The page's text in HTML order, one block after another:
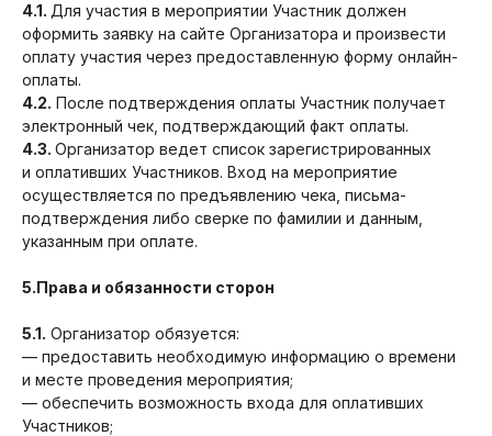
4.1. Для участия в мероприятии Участник должен
оформить заявку на сайте Организатора и произвести
оплату участия через предоставленную форму онлайн-
оплаты.
4.2. После подтверждения оплаты Участник получает
электронный чек, подтверждающий факт оплаты.
4.3. Организатор ведет список зарегистрированных
и оплативших Участников. Вход на мероприятие
осуществляется по предъявлению чека, письма-
подтверждения либо сверке по фамилии и данным,
указанным при оплате.
5.Права и обязанности сторон
5.1. Организатор обязуется:
— предоставить необходимую информацию о времени
и месте проведения мероприятия;
— обеспечить возможность входа для оплативших
Участников;